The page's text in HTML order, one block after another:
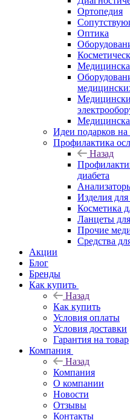
Ортопедия
Оптика
Идеи подарков на
Профилактика
Назад
диабета
Изделия для
Косметика
Ланцеты
Прочие
Средства
Акции
Блог
Бренды
Как купить
Назад
Как купить
Условия оплаты
Условия доставки
Гарантия на товар
Компания
Назад
Компания
О компании
Новости
Отзывы
Контакты